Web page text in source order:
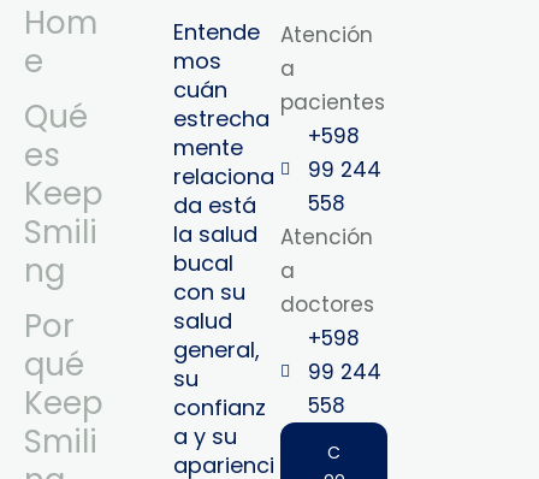
Hom
e
Qué
es
Keep
Smili
ng
Por
qué
Keep
Smili
Entende
mos
cuán
estrecha
mente
relaciona
da está
la salud
bucal
con su
salud
general,
su
confianz
a y su
aparienci
Atención
a
pacientes
+598
99 244
558
Atención
a
doctores
+598
99 244
558‬‬
C